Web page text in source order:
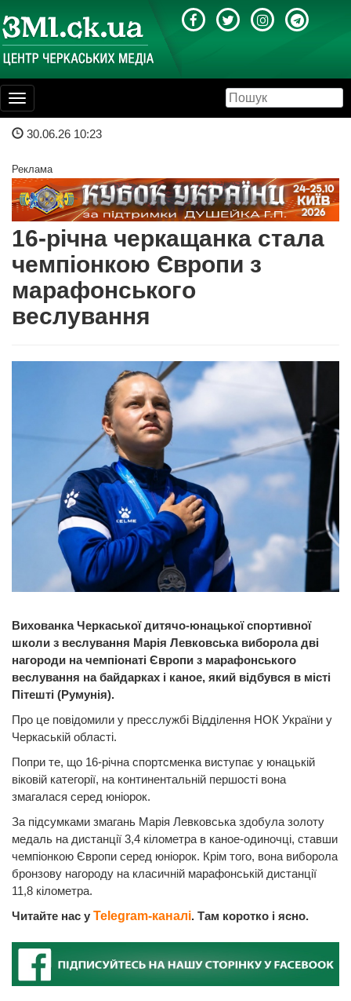
Toggle
navigation
30.06.26 10:23
Реклама
16-річна черкащанка стала
чемпіонкою Європи з
марафонського
веслування
Вихованка Черкаської дитячо-юнацької спортивної
школи з веслування Марія Левковська виборола дві
нагороди на чемпіонаті Європи з марафонського
веслування на байдарках і каное, який відбувся в місті
Пітешті (Румунія).
Про це повідомили у пресслужбі Відділення НОК України у
Черкаській області.
Попри те, що 16-річна спортсменка виступає у юнацькій
віковій категорії, на континентальній першості вона
змагалася серед юніорок.
За підсумками змагань Марія Левковська здобула золоту
медаль на дистанції 3,4 кілометра в каное-одиночці, ставши
чемпіонкою Європи серед юніорок. Крім того, вона виборола
бронзову нагороду на класичній марафонській дистанції
11,8 кілометра.
Читайте нас у Telegram-каналі. Там коротко і ясно.